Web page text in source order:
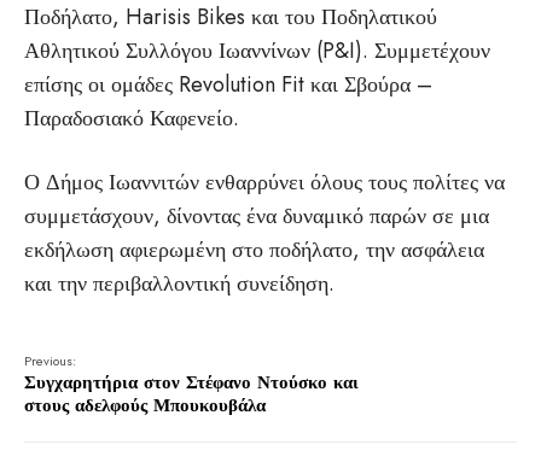
Ποδήλατο, Harisis Bikes και του Ποδηλατικού
Αθλητικού Συλλόγου Ιωαννίνων (P&I). Συμμετέχουν
επίσης οι ομάδες Revolution Fit και Σβούρα –
Παραδοσιακό Καφενείο.
Ο Δήμος Ιωαννιτών ενθαρρύνει όλους τους πολίτες να
συμμετάσχουν, δίνοντας ένα δυναμικό παρών σε μια
εκδήλωση αφιερωμένη στο ποδήλατο, την ασφάλεια
και την περιβαλλοντική συνείδηση.
Previous:
Συγχαρητήρια στον Στέφανο Ντούσκο και
στους αδελφούς Μπουκουβάλα